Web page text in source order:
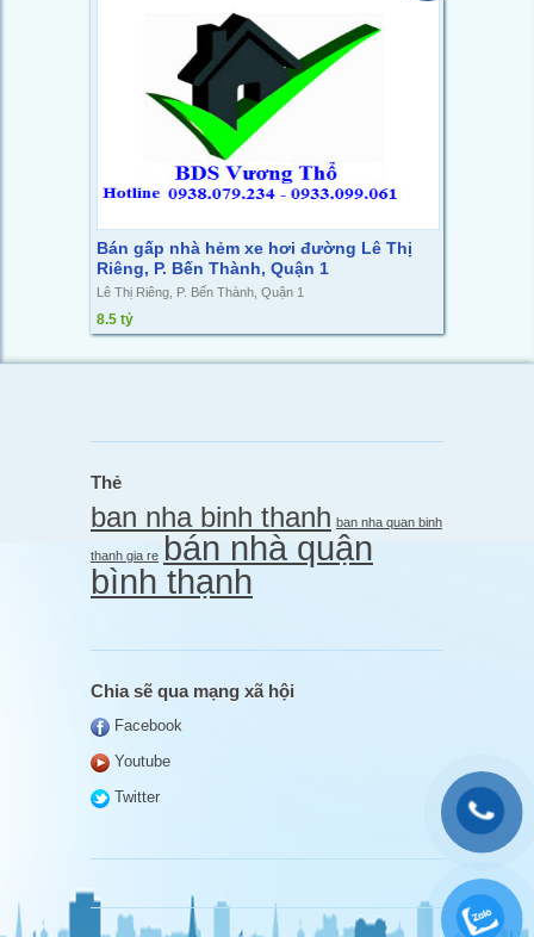
Bán gấp nhà hẻm xe hơi đường Lê Thị
Riêng, P. Bến Thành, Quận 1
Lê Thị Riêng, P. Bến Thành, Quận 1
8.5 tỷ
Thẻ
ban nha binh thanh ban nha quan binh
thanh gia re bán nhà quận
bình thạnh
Chia sẽ qua mạng xã hội
Facebook
Youtube
Twitter